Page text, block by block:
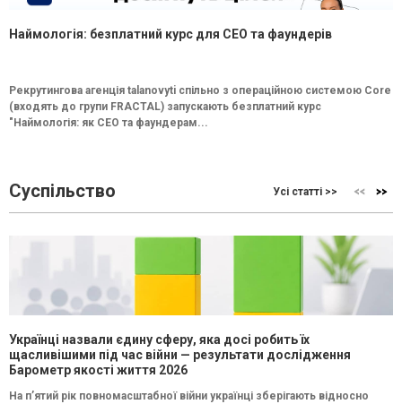
Наймологія: безплатний курс для CEO та фаундерів
Рекрутингова агенція talanovyti спільно з операційною системою Core
(входять до групи FRACTAL) запускають безплатний курс
"Наймологія: як СEO та фаундерам...
Суспільство Усі статті >>
Українці назвали єдину сферу, яка досі робить їх
щасливішими під час війни — результати дослідження
Барометр якості життя 2026
На п’ятий рік повномасштабної війни українці зберігають відносно